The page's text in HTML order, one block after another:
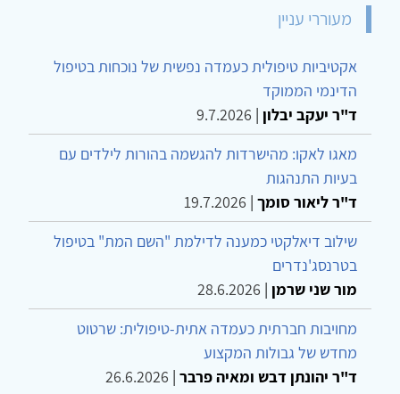
מעוררי עניין
אקטיביות טיפולית כעמדה נפשית של נוכחות בטיפול
הדינמי הממוקד
ד"ר יעקב יבלון |
9.7.2026
מאגו לאקו: מהישרדות להגשמה בהורות לילדים עם
בעיות התנהגות
ד"ר ליאור סומך |
19.7.2026
שילוב דיאלקטי כמענה לדילמת "השם המת" בטיפול
בטרנסג'נדרים
מור שני שרמן |
28.6.2026
מחויבות חברתית כעמדה אתית-טיפולית: שרטוט
מחדש של גבולות המקצוע
ד"ר יהונתן דבש ומאיה פרבר |
26.6.2026